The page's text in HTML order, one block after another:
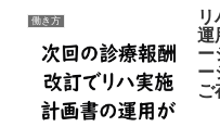
働き方
運
ー
ー
ご